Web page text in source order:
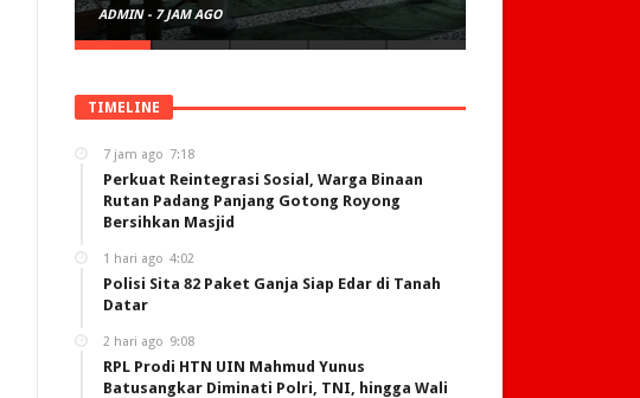
ADMIN - 1 HARI AGO
TIMELINE
7 jam ago 7:18
Perkuat Reintegrasi Sosial, Warga Binaan
Rutan Padang Panjang Gotong Royong
Bersihkan Masjid
1 hari ago 4:02
Polisi Sita 82 Paket Ganja Siap Edar di Tanah
Datar
2 hari ago 9:08
RPL Prodi HTN UIN Mahmud Yunus
Batusangkar Diminati Polri, TNI, hingga Wali